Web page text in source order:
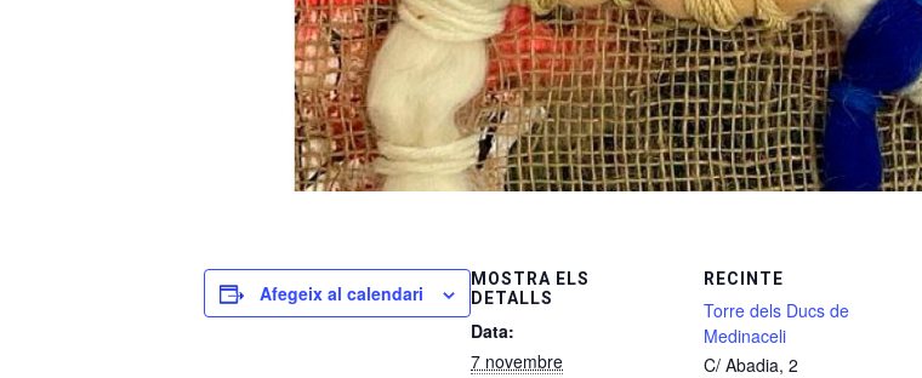
Afegeix al calendari
MOSTRA ELS
DETALLS
Data:
7 novembre
RECINTE
Torre dels Ducs de
Medinaceli
C/ Abadia, 2